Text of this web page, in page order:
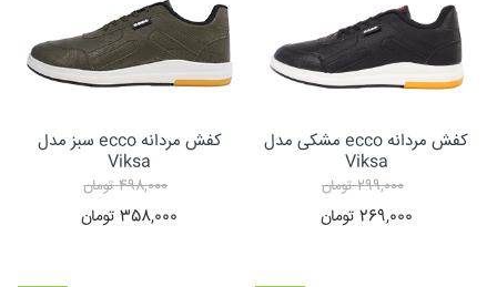
کفش مردانه ecco مشکی مدل
Viksa
299,000 تومان
269,000 تومان
کفش مردانه ecco سبز مدل
Viksa
498,000 تومان
358,000 تومان